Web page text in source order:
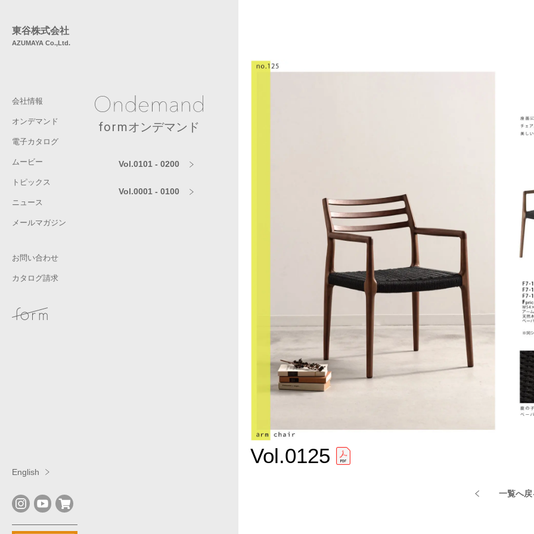
東谷株式会社
AZUMAYA Co.,Ltd.
会社情報
オンデマンド
電子カタログ
ムービー
トピックス
ニュース
メールマガジン
お問い合わせ
カタログ請求
English
formオンデマンド
Vol.0101 - 0200
Vol.0001 - 0100
Vol.0125
一覧へ戻